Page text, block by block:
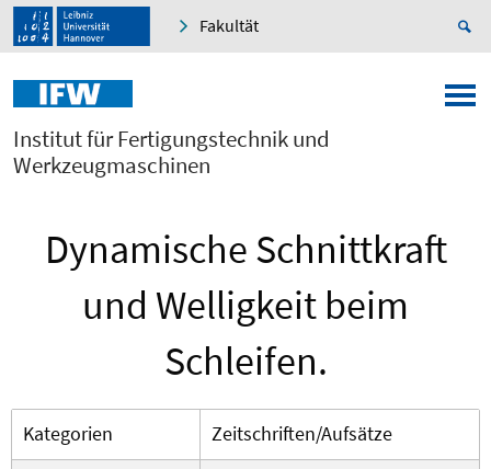
Fakultät
Institut für Fertigungstechnik und
Werkzeugmaschinen
Dynamische Schnittkraft
und Welligkeit beim
Schleifen.
Kategorien
Zeitschriften/Aufsätze